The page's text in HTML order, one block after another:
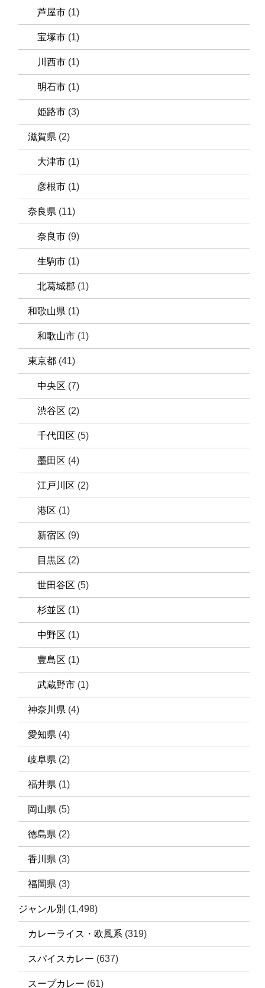
芦屋市 (1)
宝塚市 (1)
川西市 (1)
明石市 (1)
姫路市 (3)
滋賀県 (2)
大津市 (1)
彦根市 (1)
奈良県 (11)
奈良市 (9)
生駒市 (1)
北葛城郡 (1)
和歌山県 (1)
和歌山市 (1)
東京都 (41)
中央区 (7)
渋谷区 (2)
千代田区 (5)
墨田区 (4)
江戸川区 (2)
港区 (1)
新宿区 (9)
目黒区 (2)
世田谷区 (5)
杉並区 (1)
中野区 (1)
豊島区 (1)
武蔵野市 (1)
神奈川県 (4)
愛知県 (4)
岐阜県 (2)
福井県 (1)
岡山県 (5)
徳島県 (2)
香川県 (3)
福岡県 (3)
ジャンル別 (1,498)
カレーライス・欧風系 (319)
スパイスカレー (637)
スープカレー (61)